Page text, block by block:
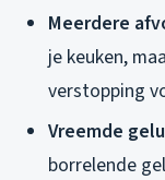
Meerdere
je keuken,
verstopping
Vreemde
borrelende